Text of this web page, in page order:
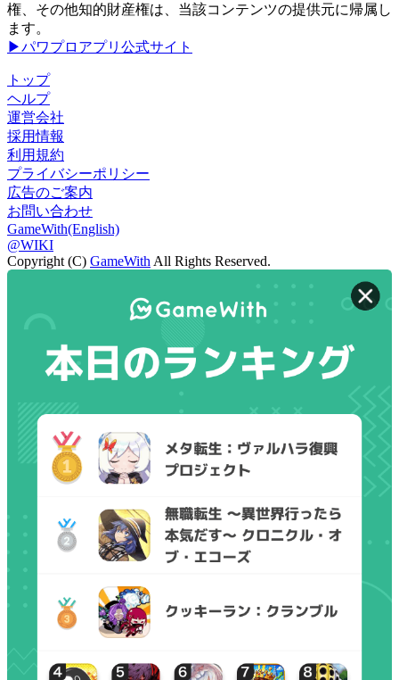
権、その他知的財産権は、当該コンテンツの提供元に帰属し
ます。
▶パワプロアプリ公式サイト
トップ
ヘルプ
運営会社
採用情報
利用規約
プライバシーポリシー
広告のご案内
お問い合わせ
GameWith(English)
@WIKI
Copyright (C) GameWith All Rights Reserved.